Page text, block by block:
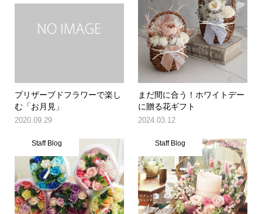
プリザーブドフラワーで楽し
む「お月見」
2020.09.29
まだ間に合う！ホワイトデー
に贈る花ギフト
2024.03.12
Staff Blog Staff Blog